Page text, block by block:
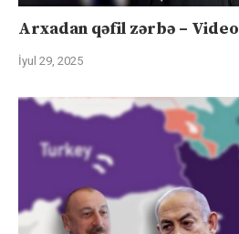
Arxadan qəfil zərbə – Video
İyul 29, 2025